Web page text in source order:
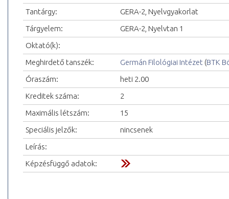
Tantárgy:
GERA-2, Nyelvgyakorlat
Tárgyelem:
GERA-2, Nyelvtan 1
Oktató(k):
Meghirdető tanszék:
Germán Filológiai Intézet (BTK
Óraszám:
heti 2.00
Kreditek száma:
2
Maximális létszám:
15
Speciális jelzők:
nincsenek
Leírás:
Képzésfüggő adatok: